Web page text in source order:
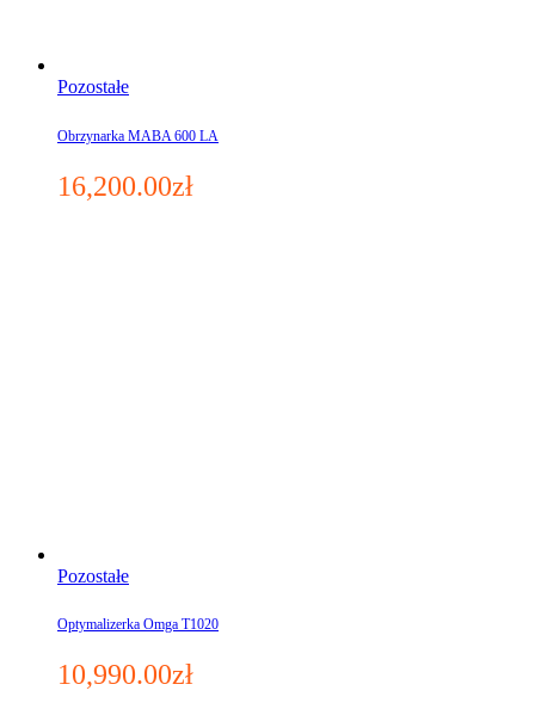
Pozostałe
Obrzynarka MABA 600 LA
16,200.00zł
Pozostałe
Optymalizerka Omga T1020
10,990.00zł